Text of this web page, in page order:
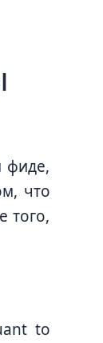
фиде,
что
того,
to